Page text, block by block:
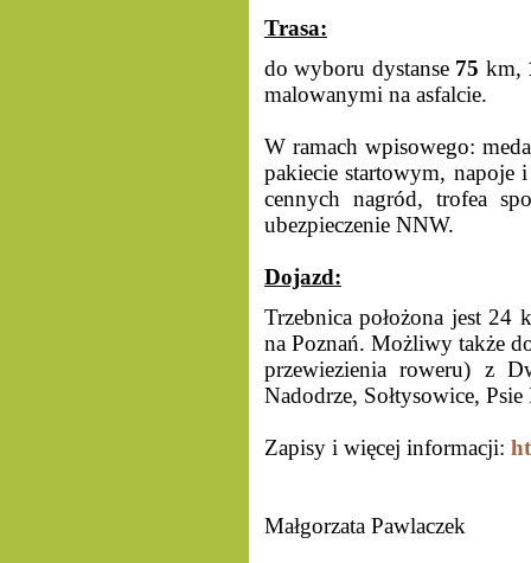
Trasa:
do wyboru dystanse 75 km,
malowanymi na asfalcie.
W ramach wpisowego:
pakiecie startowym, napoje
cennych nagród, trofea
ubezpieczenie NNW.
Dojazd:
Trzebnica położona jest 24
na Poznań. Możliwy także
przewiezienia roweru) z
Nadodrze, Sołtysowice,
Zapisy i więcej informacji:
Małgorzata Pawlaczek